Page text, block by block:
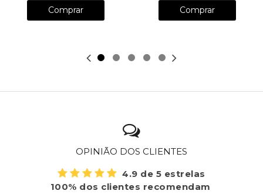
Comprar Comprar
OPINIÃO DOS CLIENTES
4.9 de 5 estrelas
100% dos clientes recomendam